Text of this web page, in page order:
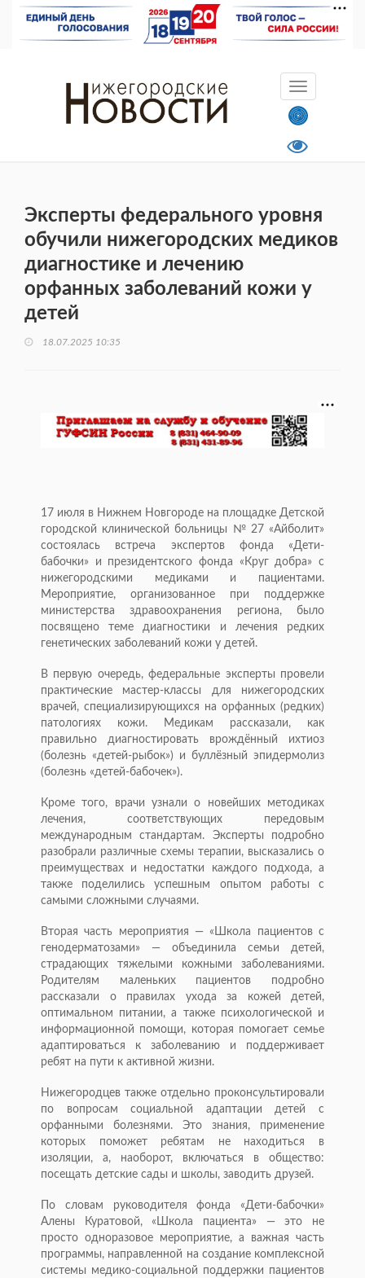
Эксперты федерального уровня
обучили нижегородских медиков
диагностике и лечению
орфанных заболеваний кожи у
детей
18.07.2025 10:35
17 июля в Нижнем Новгороде на площадке Детской
городской клинической больницы № 27 «Айболит»
состоялась встреча экспертов фонда «Дети-
бабочки» и президентского фонда «Круг добра» с
нижегородскими медиками и пациентами.
Мероприятие, организованное при поддержке
министерства здравоохранения региона, было
посвящено теме диагностики и лечения редких
генетических заболеваний кожи у детей.
В первую очередь, федеральные эксперты провели
практические мастер-классы для нижегородских
врачей, специализирующихся на орфанных (редких)
патологиях кожи. Медикам рассказали, как
правильно диагностировать врождённый ихтиоз
(болезнь «детей-рыбок») и буллёзный эпидермолиз
(болезнь «детей-бабочек»).
Кроме того, врачи узнали о новейших методиках
лечения, соответствующих передовым
международным стандартам. Эксперты подробно
разобрали различные схемы терапии, высказались о
преимуществах и недостатки каждого подхода, а
также поделились успешным опытом работы с
самыми сложными случаями.
Вторая часть мероприятия — «Школа пациентов с
генодерматозами» — объединила семьи детей,
страдающих тяжелыми кожными заболеваниями.
Родителям маленьких пациентов подробно
рассказали о правилах ухода за кожей детей,
оптимальном питании, а также психологической и
информационной помощи, которая помогает семье
адаптироваться к заболеванию и поддерживает
ребят на пути к активной жизни.
Нижегородцев также отдельно проконсультировали
по вопросам социальной адаптации детей с
орфанными болезнями. Это знания, применение
которых поможет ребятам не находиться в
изоляции, а, наоборот, включаться в общество:
посещать детские сады и школы, заводить друзей.
По словам руководителя фонда «Дети-бабочки»
Алены Куратовой, «Школа пациента» — это не
просто одноразовое мероприятие, а важная часть
программы, направленной на создание комплексной
системы медико-социальной поддержки пациентов